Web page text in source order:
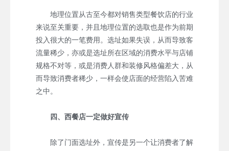
地理位置从古至今都对销售类型餐饮店的行业
来说至关重要，并且地理位置的选取也是作为前期
投入很大的一笔费用。选址如果失误，从而导致客
流量稀少，亦或是选址所在区域的消费水平与店铺
规格不对等，或是消费人群和装修风格偏差大，从
而导致消费者稀少，一样会使店面的经营陷入苦难
之中。
四、西餐店一定做好宣传
除了门面选址外，宣传是另一个让消费者了解